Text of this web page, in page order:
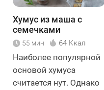
Хумус из маша с
семечками
подсолнечника
55 мин 64 Ккал
Наиболее популярной
основой хумуса
считается нут. Однако